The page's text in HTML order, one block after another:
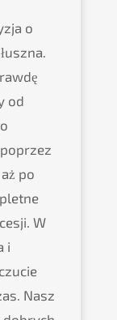
o
od
po
W
i
Nasz